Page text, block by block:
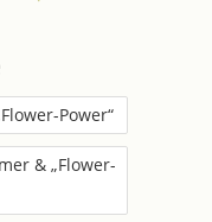
Power“
& „Flower-